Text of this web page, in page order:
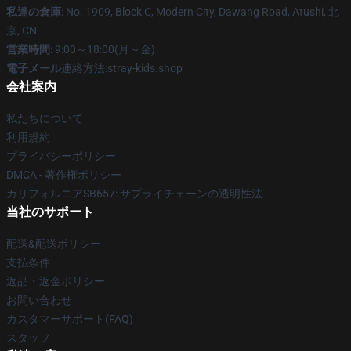
私達の倉庫: No. 1909, Block C, Modern City, Dawang Road, Atushi, 北
京, CN
営業時間: 9:00～18:00(月～金)
電子メール連絡方法:stray-kids.shop
会社案内
私たちについて
利用規約
プライバシーポリシー
DMCA - 著作権ポリシー
カリフォルニアSB657: サプライチェーンの透明性法
当社のサポート
配送&配送ポリシー
支払条件
返品・返金ポリシー
お問い合わせ
カスタマーサポート(FAQ)
スタッフ